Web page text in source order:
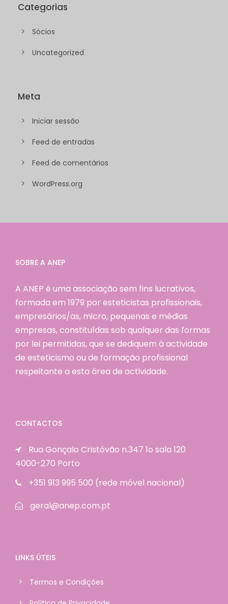
Categorias
Sócios
Uncategorized
Meta
Iniciar sessão
Feed de entradas
Feed de comentários
WordPress.org
SOBRE A ANEP
A ANEP é uma associação sem fins lucrativos,
formada em 1979 por esteticistas profissionais,
empresários/as, micro, pequenas e médias
empresas, constituídas sob qualquer das formas
por lei permitidas, que se dediquem à actividade
de esteticismo ou de formação profissional
respeitante a esta área de actividade.
CONTACTOS
Rua Gonçalo Cristóvão n.347 1o sala 120
4000-270 Porto
+351 913 995 500 (rede móvel nacional)
geral@anep.com.pt
LINKS ÚTEIS
Termos e Condições